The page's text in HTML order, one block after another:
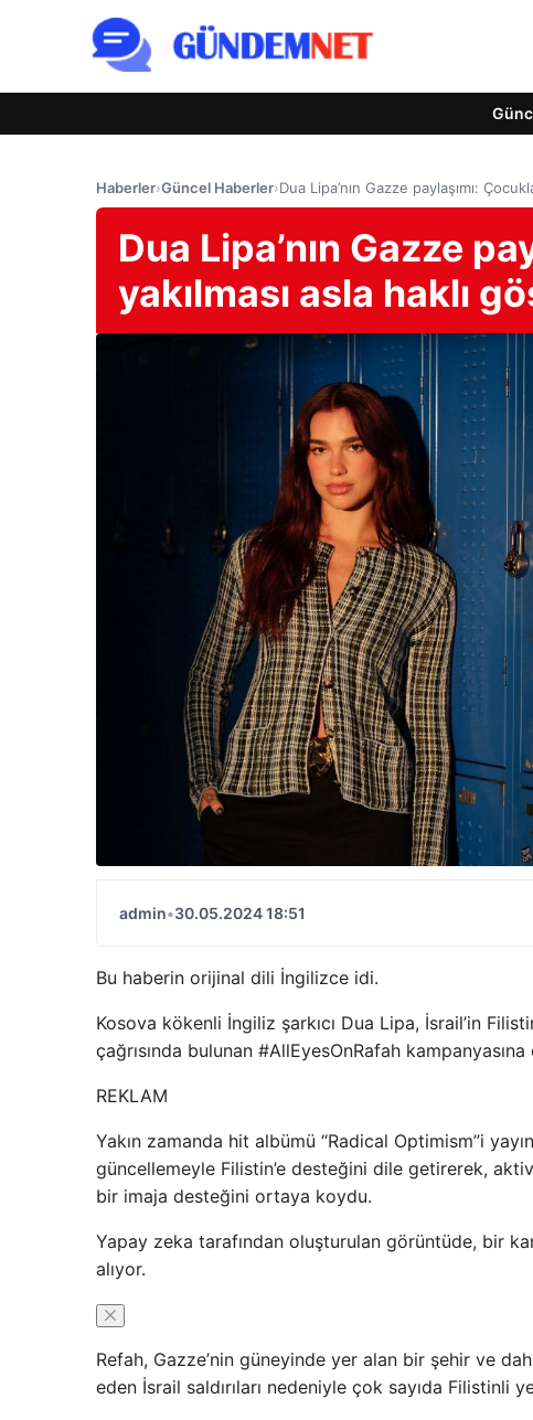
Haberler›Güncel Haberler›Dua Lipa’nın Gazze paylaşımı:
Dua Lipa’nın Gazze
yakılması asla haklı
admin•30.05.2024 18:51
Bu haberin orijinal dili İngilizce idi.
Kosova kökenli İngiliz şarkıcı Dua Lipa, İsrail’in
çağrısında bulunan #AllEyesOnRafah
REKLAM
Yakın zamanda hit albümü “Radical Optimism”i
güncellemeyle Filistin’e desteğini dile getirerek,
bir imaja desteğini ortaya koydu.
Yapay zeka tarafından oluşturulan görüntüde, bir
alıyor.
Refah, Gazze’nin güneyinde yer alan bir şehir ve
eden İsrail saldırıları nedeniyle çok sayıda Filistinli